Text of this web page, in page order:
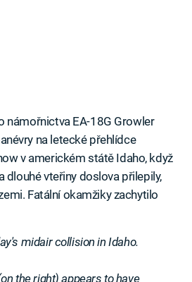
námořnictva EA-18G Growler
na letecké přehlídce
v americkém státě Idaho, když
dlouhé vteřiny doslova přilepily,
Fatální okamžiky zachytilo
midair collision in Idaho.
the right) appears to have